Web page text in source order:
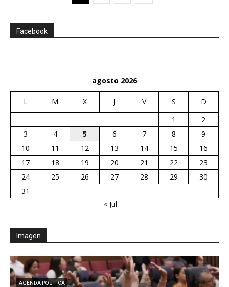
Facebook
agosto 2026
L M X J V S
D
1
2
3
4 5 6 7 8
9
10
11 12 13 14 15
16
17
18 19 20 21 22
23
24
25 26 27 28 29
30
31
« Jul
Imagen
AGENDA POLÍTICA